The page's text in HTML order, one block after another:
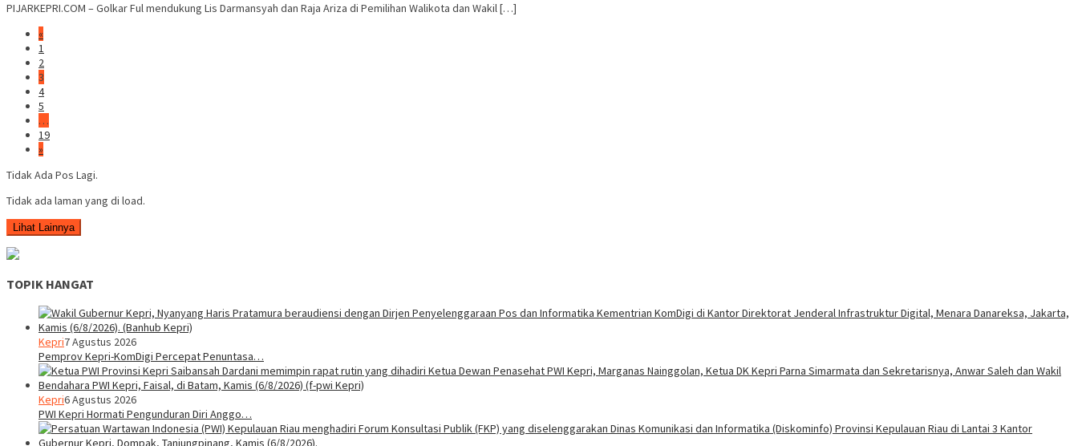
PIJARKEPRI.COM – Golkar Ful mendukung Lis Darmansyah dan Raja Ariza di Pemilihan Walikota dan Wakil […]
«
1
2
3
4
5
…
19
»
Tidak Ada Pos Lagi.
Tidak ada laman yang di load.
Lihat Lainnya
TOPIK HANGAT
Kepri7 Agustus 2026
Pemprov Kepri-KomDigi Percepat Penuntasa…
Kepri6 Agustus 2026
PWI Kepri Hormati Pengunduran Diri Anggo…